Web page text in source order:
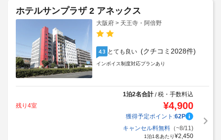
ホテルサンプラザ 2 アネックス
大阪府 > 天王寺・阿倍野
4.3 とても良い (クチコミ2028件)
インボイス制度対応プランあり
1泊2名合計/税・手数料込
残り4室
¥4,900
獲得予定ポイント:62P
キャンセル料無料（~8/11)
1泊1名あたり¥2,450